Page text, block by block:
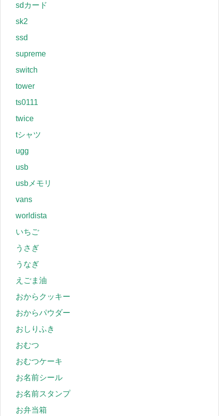
sdカード
sk2
ssd
supreme
switch
tower
ts0111
twice
tシャツ
ugg
usb
usbメモリ
vans
worldista
いちご
うさぎ
うなぎ
えごま油
おからクッキー
おからパウダー
おしりふき
おむつ
おむつケーキ
お名前シール
お名前スタンプ
お弁当箱